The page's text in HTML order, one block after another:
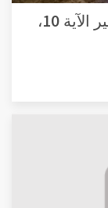
الدرس : 05 - سورة الأعراف - تفسير الآية 10،